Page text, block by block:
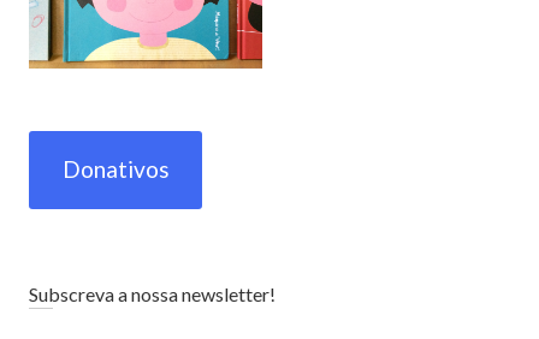
Donativos
Subscreva a nossa newsletter!